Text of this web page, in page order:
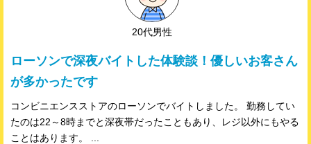
20代男性
ローソンで深夜バイトした体験談！優しいお客さん
が多かったです
コンビニエンスストアのローソンでバイトしました。 勤務してい
たのは22～8時までと深夜帯だったこともあり、レジ以外にもやる
ことはあります。 ...